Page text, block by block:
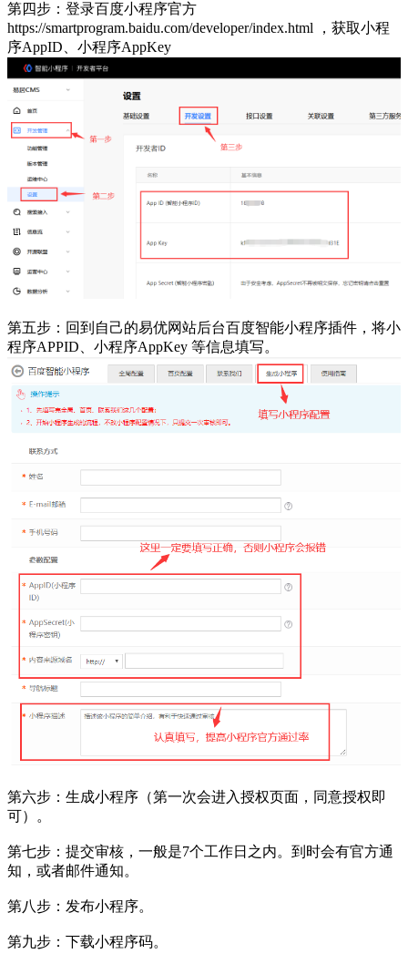
第四步：登录百度小程序官方
https://smartprogram.baidu.com/developer/index.html ，获取小程
序AppID、小程序AppKey
第五步：回到自己的易优网站后台百度智能小程序插件，将小
程序APPID、小程序AppKey 等信息填写。
第六步：生成小程序（第一次会进入授权页面，同意授权即
可）。
第七步：提交审核，一般是7个工作日之内。到时会有官方通
知，或者邮件通知。
第八步：发布小程序。
第九步：下载小程序码。